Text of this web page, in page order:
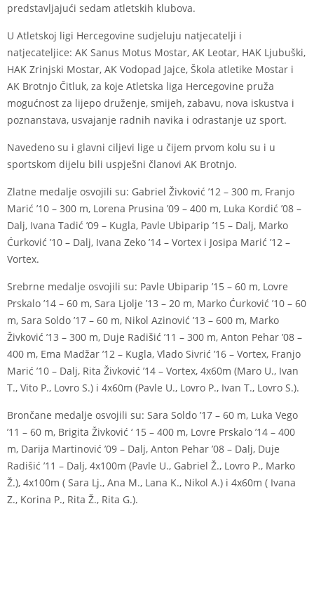
predstavljajući sedam atletskih klubova.
U Atletskoj ligi Hercegovine sudjeluju natjecatelji i
natjecateljice: AK Sanus Motus Mostar, AK Leotar, HAK Ljubuški,
HAK Zrinjski Mostar, AK Vodopad Jajce, Škola atletike Mostar i
AK Brotnjo Čitluk, za koje Atletska liga Hercegovine pruža
mogućnost za lijepo druženje, smijeh, zabavu, nova iskustva i
poznanstava, usvajanje radnih navika i odrastanje uz sport.
Navedeno su i glavni ciljevi lige u čijem prvom kolu su i u
sportskom dijelu bili uspješni članovi AK Brotnjo.
Zlatne medalje osvojili su: Gabriel Živković ’12 – 300 m, Franjo
Marić ’10 – 300 m, Lorena Prusina ’09 – 400 m, Luka Kordić ’08 –
Dalj, Ivana Tadić ’09 – Kugla, Pavle Ubiparip ’15 – Dalj, Marko
Ćurković ’10 – Dalj, Ivana Zeko ’14 – Vortex i Josipa Marić ’12 –
Vortex.
Srebrne medalje osvojili su: Pavle Ubiparip ’15 – 60 m, Lovre
Prskalo ’14 – 60 m, Sara Ljolje ’13 – 20 m, Marko Ćurković ’10 – 60
m, Sara Soldo ’17 – 60 m, Nikol Azinović ’13 – 600 m, Marko
Živković ’13 – 300 m, Duje Radišić ’11 – 300 m, Anton Pehar ’08 –
400 m, Ema Madžar ’12 – Kugla, Vlado Sivrić ’16 – Vortex, Franjo
Marić ’10 – Dalj, Rita Živković ’14 – Vortex, 4x60m (Maro U., Ivan
T., Vito P., Lovro S.) i 4x60m (Pavle U., Lovro P., Ivan T., Lovro S.).
Brončane medalje osvojili su: Sara Soldo ’17 – 60 m, Luka Vego
’11 – 60 m, Brigita Živković ‘ 15 – 400 m, Lovre Prskalo ’14 – 400
m, Darija Martinović ’09 – Dalj, Anton Pehar ’08 – Dalj, Duje
Radišić ’11 – Dalj, 4x100m (Pavle U., Gabriel Ž., Lovro P., Marko
Ž.), 4x100m ( Sara Lj., Ana M., Lana K., Nikol A.) i 4x60m ( Ivana
Z., Korina P., Rita Ž., Rita G.).